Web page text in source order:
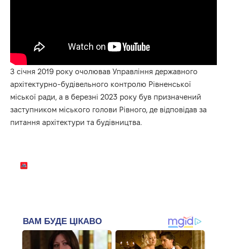
З січня 2019 року очолював Управління державного
архітектурно-будівельного контролю Рівненської
міської ради, а в березні 2023 року був призначений
заступником міського голови Рівного, де відповідав за
питання архітектури та будівництва.